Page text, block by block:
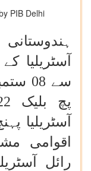
PIB Delhi
آسٹریلیا
اقوامی
رائل